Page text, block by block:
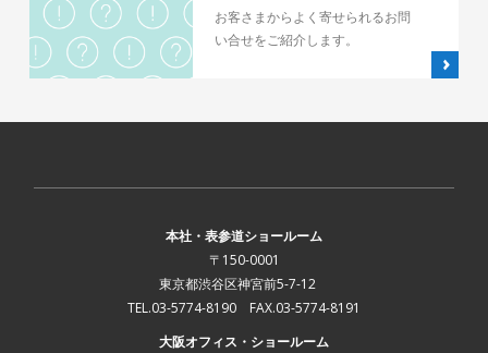
お客さまからよく寄せられるお問
い合せをご紹介します。
本社・表参道ショールーム
〒150-0001
東京都渋谷区神宮前5-7-12
TEL.03-5774-8190 FAX.03-5774-8191
大阪オフィス・ショールーム